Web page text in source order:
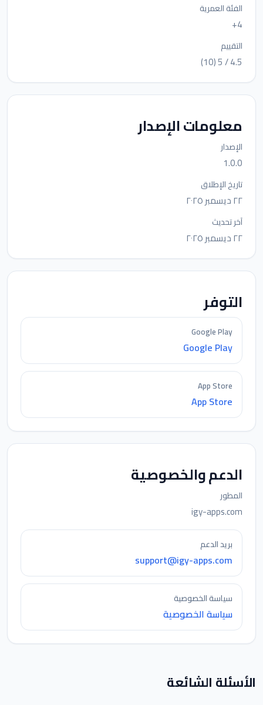
الفئة العمرية
4+
التقييم
4.5 / 5 (10)
معلومات الإصدار
الإصدار
1.0.0
تاريخ الإطلاق
٢٢ ديسمبر ٢٠٢٥
آخر تحديث
٢٢ ديسمبر ٢٠٢٥
التوفر
Google Play
Google Play
App Store
App Store
الدعم والخصوصية
المطور
igy-apps.com
بريد الدعم
support@igy-apps.com
سياسة الخصوصية
سياسة الخصوصية
الأسئلة الشائعة